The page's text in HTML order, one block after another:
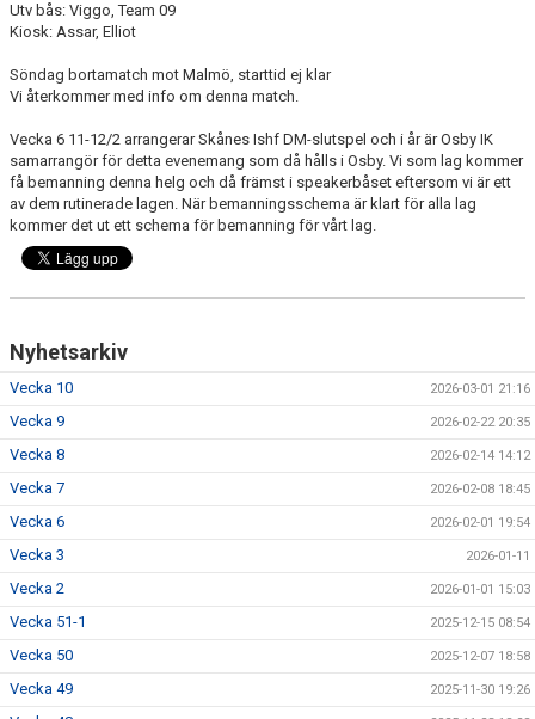
Utv bås: Viggo, Team 09
Kiosk: Assar, Elliot
Söndag bortamatch mot Malmö, starttid ej klar
Vi återkommer med info om denna match.
Vecka 6 11-12/2 arrangerar Skånes Ishf DM-slutspel och i år är Osby IK
samarrangör för detta evenemang som då hålls i Osby. Vi som lag kommer
få bemanning denna helg och då främst i speakerbåset eftersom vi är ett
av dem rutinerade lagen. När bemanningsschema är klart för alla lag
kommer det ut ett schema för bemanning för vårt lag.
Nyhetsarkiv
Vecka 10 2026-03-01 21:16
Vecka 9 2026-02-22 20:35
Vecka 8 2026-02-14 14:12
Vecka 7 2026-02-08 18:45
Vecka 6 2026-02-01 19:54
Vecka 3 2026-01-11
Vecka 2 2026-01-01 15:03
Vecka 51-1 2025-12-15 08:54
Vecka 50 2025-12-07 18:58
Vecka 49 2025-11-30 19:26